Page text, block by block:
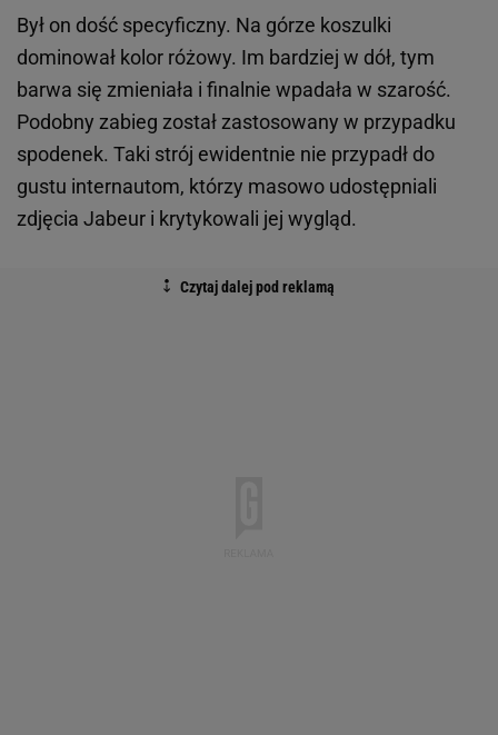
Był on dość specyficzny. Na górze koszulki
dominował kolor różowy. Im bardziej w dół, tym
barwa się zmieniała i finalnie wpadała w szarość.
Podobny zabieg został zastosowany w przypadku
spodenek. Taki strój ewidentnie nie przypadł do
gustu internautom, którzy masowo udostępniali
zdjęcia Jabeur i krytykowali jej wygląd.